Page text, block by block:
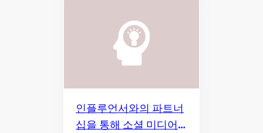
인플루언서와의 파트너
십을 통해 소셜 미디어